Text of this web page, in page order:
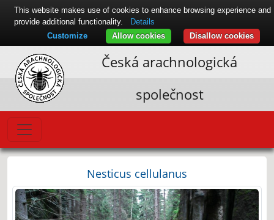
Česká arachnologická
společnost
Nesticus cellulanus
This website makes use of cookies to enhance browsing experience and
provide additional functionality.
Details
Disallow cookies
Allow cookies
Customize